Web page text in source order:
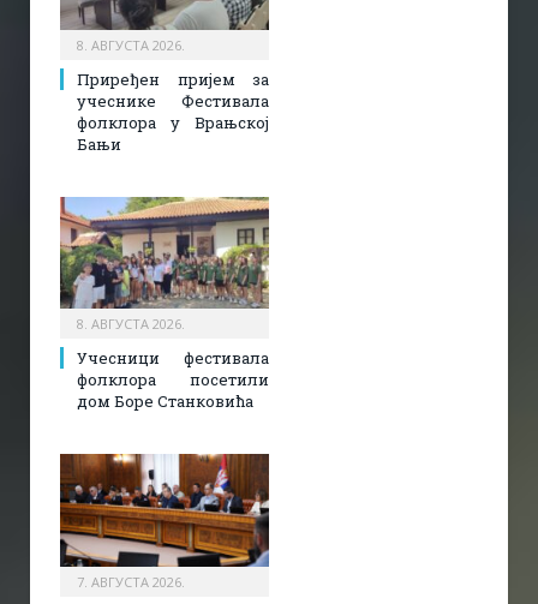
8. АВГУСТА 2026.
Приређен пријем за
учеснике Фестивала
фолклора у Врањској
Бањи
8. АВГУСТА 2026.
Учесници фестивала
фолклора посетили
дом Боре Станковића
7. АВГУСТА 2026.